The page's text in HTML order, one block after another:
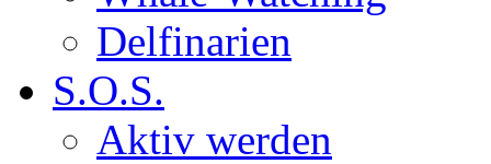
Delfinarien
S.O.S.
Aktiv werden